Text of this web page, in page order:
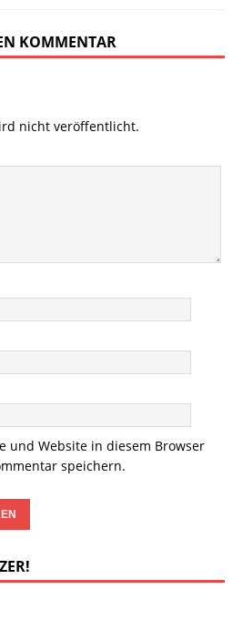
KOMMENTAR
nicht veröffentlicht.
und Website in diesem Browser
speichern.